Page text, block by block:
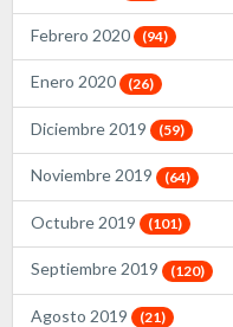
Febrero 2020 (94)
Enero 2020 (26)
Diciembre 2019 (59)
Noviembre 2019 (64)
Octubre 2019 (101)
Septiembre 2019 (120)
Agosto 2019 (21)